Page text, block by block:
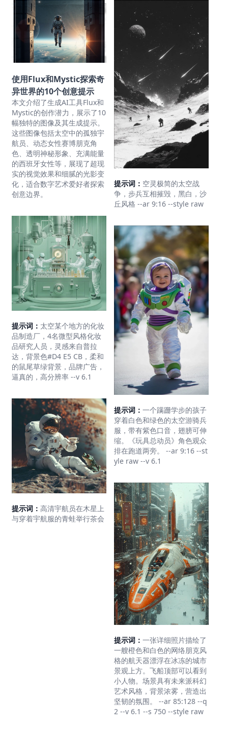
使用Flux和Mystic探索奇
异世界的10个创意提示
本文介绍了生成AI工具Flux和
Mystic的创作潜力，展示了10
幅独特的图像及其生成提示。
这些图像包括太空中的孤独宇
航员、动态女性赛博朋克角
色、透明神秘形象、充满能量
的西班牙女性等，展现了超现
实的视觉效果和细腻的光影变
化，适合数字艺术爱好者探索
创意边界。
提示词： 太空某个地方的化妆
品制造厂，4名微型风格化妆
品研究人员，灵感来自普拉
达，背景色#D4 E5 CB，柔和
的鼠尾草绿背景，品牌广告，
逼真的，高分辨率 --v 6.1
提示词： 高清宇航员在木星上
与穿着宇航服的青蛙举行茶会
提示词： 空灵极简的太空战
争，步兵互相摧毁，黑白，沙
丘风格 --ar 9:16 --style raw
提示词： 一个蹒跚学步的孩子
穿着白色和绿色的太空游骑兵
服，带有紫色口音，翅膀可伸
缩。《玩具总动员》角色观众
排在跑道两旁。 --ar 9:16 --st
yle raw --v 6.1
提示词： 一张详细照片描绘了
一艘橙色和白色的网络朋克风
格的航天器漂浮在冰冻的城市
景观上方。飞船顶部可以看到
小人物。场景具有未来派科幻
艺术风格，背景浓雾，营造出
坚韧的氛围。 --ar 85:128 --q
2 --v 6.1 --s 750 --style raw